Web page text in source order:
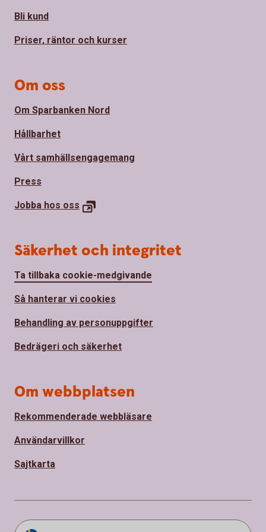
Bli kund
Priser, räntor och kurser
Om oss
Om Sparbanken Nord
Hållbarhet
Vårt samhällsengagemang
Press
Jobba hos oss
Säkerhet och integritet
Ta tillbaka cookie-medgivande
Så hanterar vi cookies
Behandling av personuppgifter
Bedrägeri och säkerhet
Om webbplatsen
Rekommenderade webbläsare
Användarvillkor
Sajtkarta